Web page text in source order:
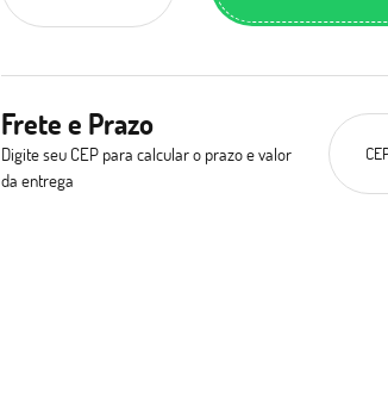
Frete e Prazo
Digite seu CEP para calcular o prazo e valor
da entrega